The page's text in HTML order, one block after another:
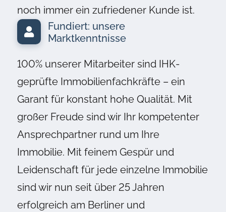
noch immer ein zufriedener Kunde ist.
Fundiert: unsere
Marktkenntnisse
100% unserer Mitarbeiter sind IHK-
geprüfte Immobilienfachkräfte – ein
Garant für konstant hohe Qualität. Mit
großer Freude sind wir Ihr kompetenter
Ansprechpartner rund um Ihre
Immobilie. Mit feinem Gespür und
Leidenschaft für jede einzelne Immobilie
sind wir nun seit über 25 Jahren
erfolgreich am Berliner und